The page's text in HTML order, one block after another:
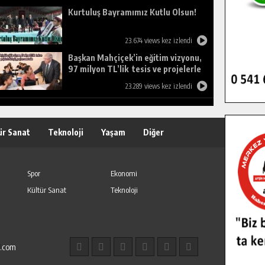
Kurtuluş Bayramımız Kutlu Olsun!
23.674 views kez izlendi
Başkan Mahçiçek’in eğitim vizyonu,
97 milyon TL’lik tesis ve projelerle
23.289 views kez izlendi
Sanat Teknoloji Yaşam Diğer
Spor
Ekonomi
Kültür Sanat
Teknoloji